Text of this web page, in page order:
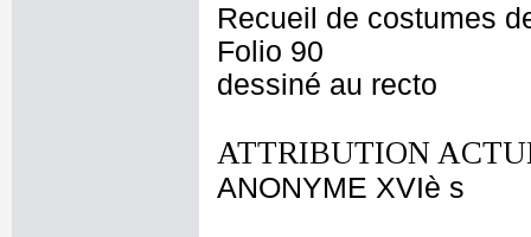
Recueil de costumes
Folio 90
dessiné au recto
ATTRIBUTION
ANONYME XVIè s